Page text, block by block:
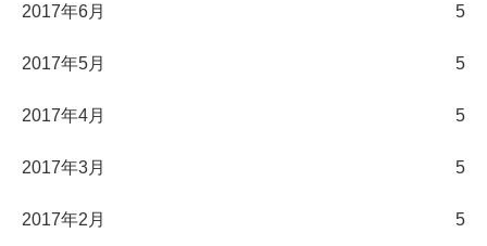
2017年6月 5
2017年5月 5
2017年4月 5
2017年3月 5
2017年2月 5